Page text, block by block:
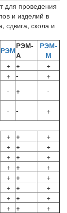
для проведения
и изделий в
сдвига, скола и
РЭМРЭМ-
А
РЭМ-
М
+ +
+
+ -
+
- +
-
- -
+
+ +
+
+ +
+
+ +
+
+ +
+
+ +
+
+ +
+
+ +
+
+ + +